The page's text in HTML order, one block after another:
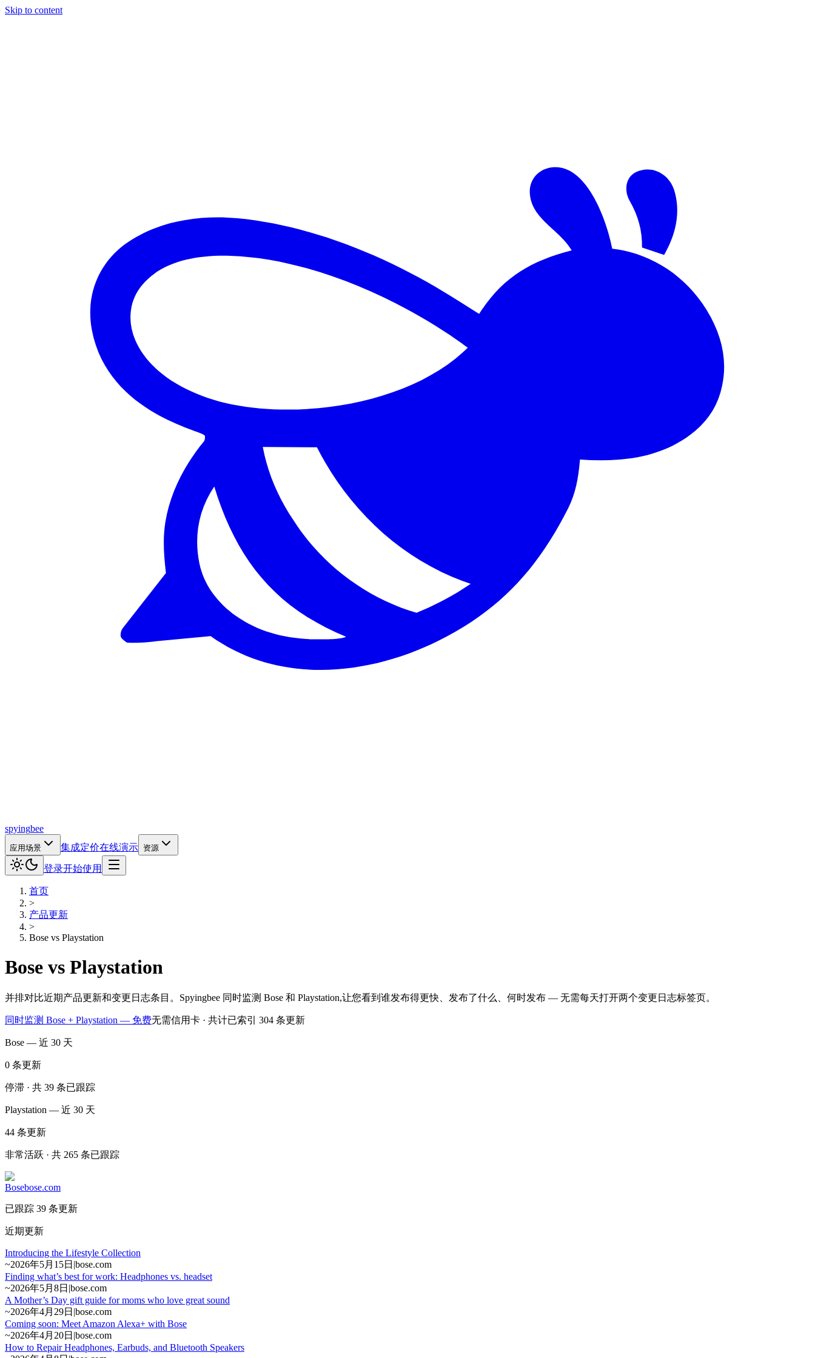
Skip to content
spyingbee
应用场景 集成定价在线演示 资源
登录开始使用
首页
>
产品更新
>
Bose vs Playstation
Bose vs Playstation
并排对比近期产品更新和变更日志条目。Spyingbee 同时监测 Bose 和 Playstation,让您看到谁发布得更快、发布了什么、何时发布 — 无需每天打开两个变更日志标签页。
同时监测 Bose + Playstation — 免费无需信用卡 · 共计已索引 304 条更新
Bose — 近 30 天
0 条更新
停滞 · 共 39 条已跟踪
Playstation — 近 30 天
44 条更新
非常活跃 · 共 265 条已跟踪
Bosebose.com
已跟踪 39 条更新
近期更新
Introducing the Lifestyle Collection
~2026年5月15日 |bose.com
Finding what’s best for work: Headphones vs. headset
~2026年5月8日 |bose.com
A Mother’s Day gift guide for moms who love great sound
~2026年4月29日 |bose.com
Coming soon: Meet Amazon Alexa+ with Bose
~2026年4月20日 |bose.com
How to Repair Headphones, Earbuds, and Bluetooth Speakers